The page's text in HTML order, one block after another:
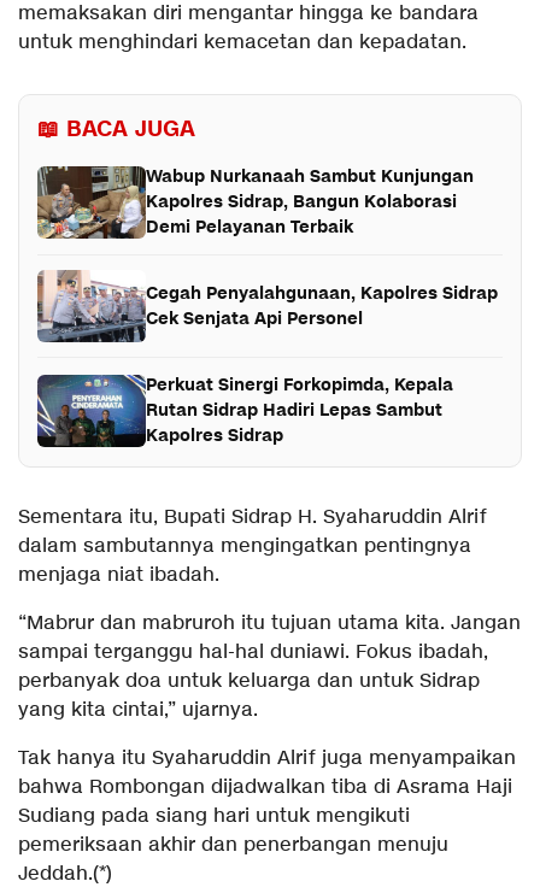
memaksakan diri mengantar hingga ke bandara
untuk menghindari kemacetan dan kepadatan.
📖 BACA JUGA
Wabup Nurkanaah Sambut Kunjungan
Kapolres Sidrap, Bangun Kolaborasi
Demi Pelayanan Terbaik
Cegah Penyalahgunaan, Kapolres Sidrap
Cek Senjata Api Personel
Perkuat Sinergi Forkopimda, Kepala
Rutan Sidrap Hadiri Lepas Sambut
Kapolres Sidrap
Sementara itu, Bupati Sidrap H. Syaharuddin Alrif
dalam sambutannya mengingatkan pentingnya
menjaga niat ibadah.
“Mabrur dan mabruroh itu tujuan utama kita. Jangan
sampai terganggu hal-hal duniawi. Fokus ibadah,
perbanyak doa untuk keluarga dan untuk Sidrap
yang kita cintai,” ujarnya.
Tak hanya itu Syaharuddin Alrif juga menyampaikan
bahwa Rombongan dijadwalkan tiba di Asrama Haji
Sudiang pada siang hari untuk mengikuti
pemeriksaan akhir dan penerbangan menuju
Jeddah.(*)